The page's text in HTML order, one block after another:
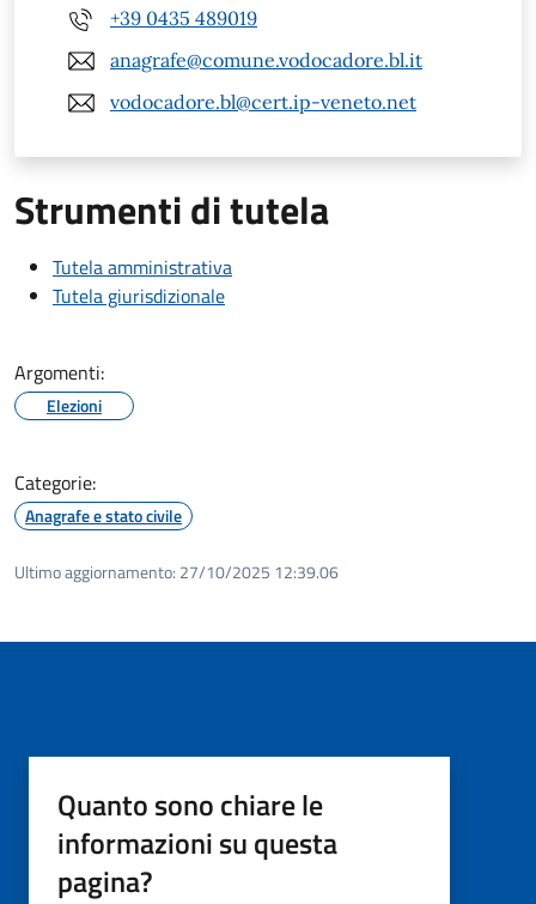
+39 0435 489019
anagrafe@comune.vodocadore.bl.it
vodocadore.bl@cert.ip-veneto.net
Strumenti di tutela
Tutela amministrativa
Tutela giurisdizionale
Argomenti:
Elezioni
Categorie:
Anagrafe e stato civile
Ultimo aggiornamento: 27/10/2025 12:39.06
Quanto sono chiare le
informazioni su questa
pagina?